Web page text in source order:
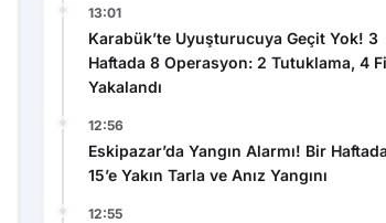
13:01
Karabük’te Uyuşturucuya Geçit Yok! 3
Haftada 8 Operasyon: 2 Tutuklama, 4
Yakalandı
12:56
Eskipazar’da Yangın Alarmı! Bir Haftada
15’e Yakın Tarla ve Anız Yangını
12:55